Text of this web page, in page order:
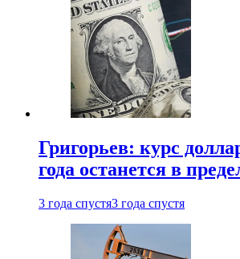
Григорьев: курс
года останется в
3 года спустя3 года спустя